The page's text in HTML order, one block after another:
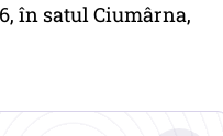
în satul Ciumârna,